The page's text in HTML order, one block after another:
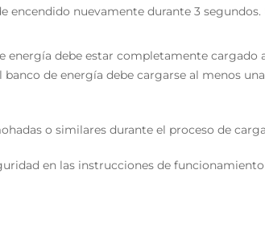
encendido nuevamente durante 3
energía debe estar completamente cargado
de energía debe cargarse al menos
o similares durante el proceso de
en las instrucciones de